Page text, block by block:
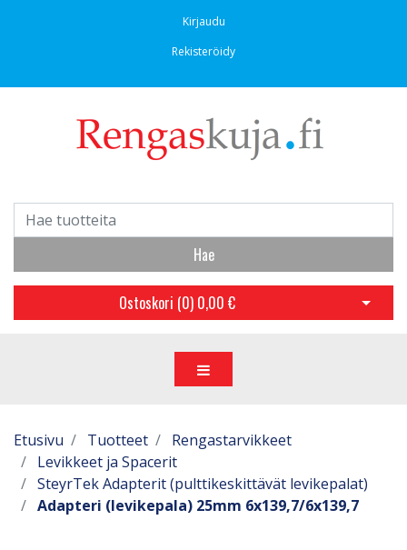
Kirjaudu
Rekisteröidy
Hae
Ostoskori (0) 0,00 € Avaa
Etusivu Tuotteet
Rengastarvikkeet
Levikkeet ja Spacerit
SteyrTek Adapterit (pulttikeskittävät levikepalat)
Adapteri (levikepala) 25mm 6x139,7/6x139,7